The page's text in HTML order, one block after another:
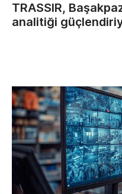
TRASSIR,
analitiği